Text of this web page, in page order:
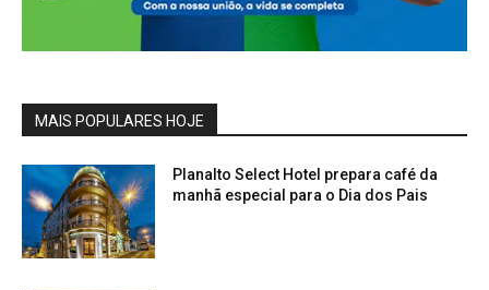
MAIS POPULARES HOJE
Planalto Select Hotel prepara café da
manhã especial para o Dia dos Pais